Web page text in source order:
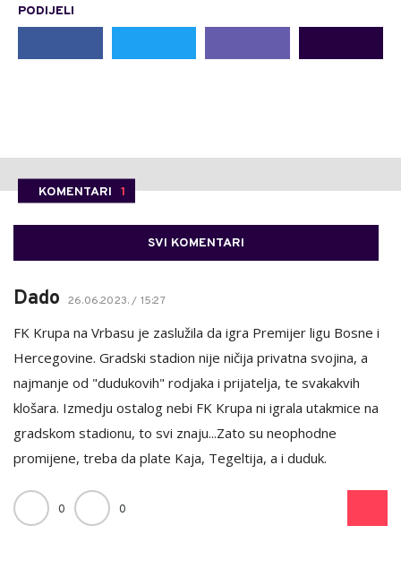
PODIJELI
KOMENTARI 1
SVI KOMENTARI
Dado 26.06.2023. / 15:27
FK Krupa na Vrbasu je zaslužila da igra Premijer ligu Bosne i
Hercegovine. Gradski stadion nije ničija privatna svojina, a
najmanje od "dudukovih" rodjaka i prijatelja, te svakakvih
klošara. Izmedju ostalog nebi FK Krupa ni igrala utakmice na
gradskom stadionu, to svi znaju...Zato su neophodne
promijene, treba da plate Kaja, Tegeltija, a i duduk.
0 0